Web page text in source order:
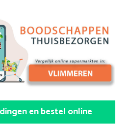
en bestel online